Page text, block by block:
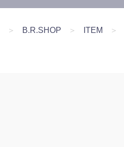
＞ B.R.SHOP ＞ ITEM ＞